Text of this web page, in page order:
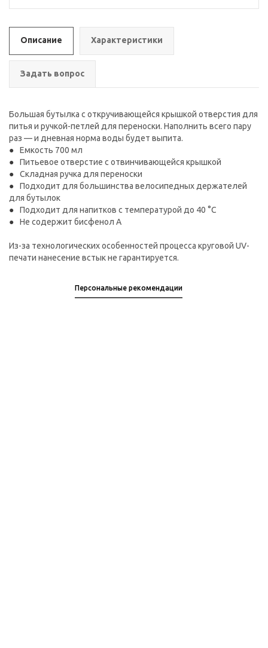
Описание Характеристики
Задать вопрос
Большая бутылка с откручивающейся крышкой отверстия для
питья и ручкой-петлей для переноски. Наполнить всего пару
раз — и дневная норма воды будет выпита.
Емкость 700 мл
Питьевое отверстие с отвинчивающейся крышкой
Складная ручка для переноски
Подходит для большинства велосипедных держателей
для бутылок
Подходит для напитков с температурой до 40 °C
Не содержит бисфенол А
Из-за технологических особенностей процесса круговой UV-
печати нанесение встык не гарантируется.
Персональные рекомендации